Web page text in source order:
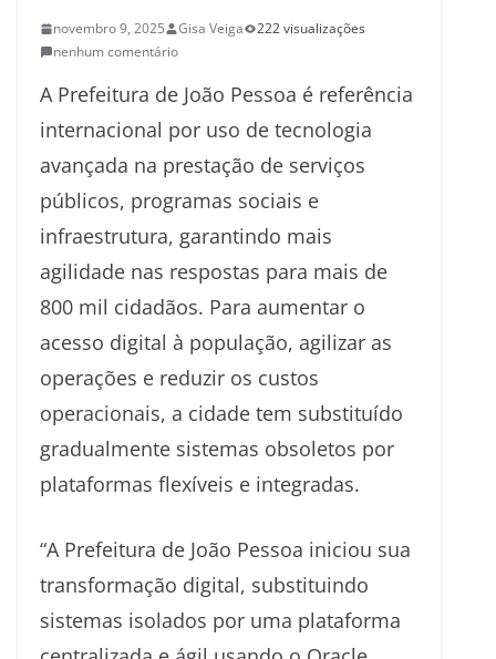
novembro 9, 2025 Gisa Veiga
222 visualizações
nenhum comentário
A Prefeitura de João Pessoa é referência
internacional por uso de tecnologia
avançada na prestação de serviços
públicos, programas sociais e
infraestrutura, garantindo mais
agilidade nas respostas para mais de
800 mil cidadãos. Para aumentar o
acesso digital à população, agilizar as
operações e reduzir os custos
operacionais, a cidade tem substituído
gradualmente sistemas obsoletos por
plataformas flexíveis e integradas.
“A Prefeitura de João Pessoa iniciou sua
transformação digital, substituindo
sistemas isolados por uma plataforma